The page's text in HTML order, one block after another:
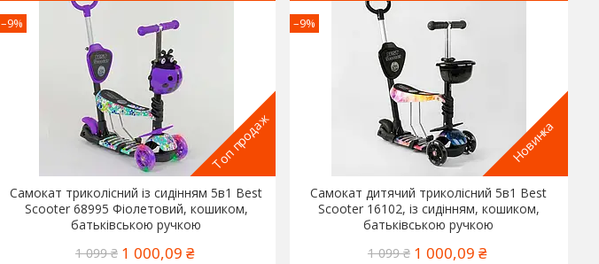
Топ продаж
–9%
Самокат триколісний із сидінням 5в1 Best
Scooter 68995 Фіолетовий, кошиком,
батьківською ручкою
1 099 ₴ 1 000,09 ₴
Новинка
–9%
Самокат дитячий триколісний 5в1 Best
Scooter 16102, із сидінням, кошиком,
батьківською ручкою
1 099 ₴ 1 000,09 ₴